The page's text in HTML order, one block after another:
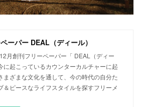
ーパー DEAL（ディール）
月創刊フリーペーパー「 DEAL（ディー
に起こっているカウンターカルチャーに起
まざまな文化を通して、今の時代の自分た
＆ピースなライフスタイルを探すフリーメ